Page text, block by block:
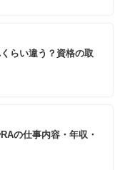
らい違う？資格の取
の仕事内容・年収・